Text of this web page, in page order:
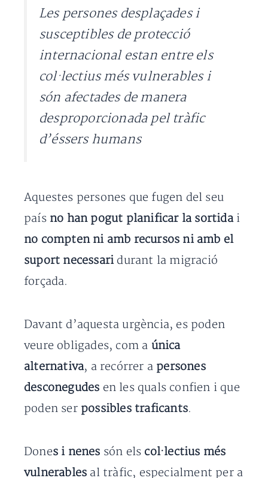
Les persones desplaçades i
susceptibles de protecció
internacional estan entre els
col·lectius més vulnerables i
són afectades de manera
desproporcionada pel tràfic
d’éssers humans
Aquestes persones que fugen del seu
país no han pogut planificar la sortida i
no compten ni amb recursos ni amb el
suport necessari durant la migració
forçada.
Davant d’aquesta urgència, es poden
veure obligades, com a única
alternativa, a recórrer a persones
desconegudes en les quals confien i que
poden ser possibles traficants.
Dones i nenes són els col·lectius més
vulnerables al tràfic, especialment per a